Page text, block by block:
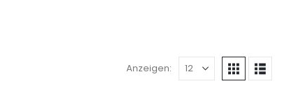
Anzeigen: